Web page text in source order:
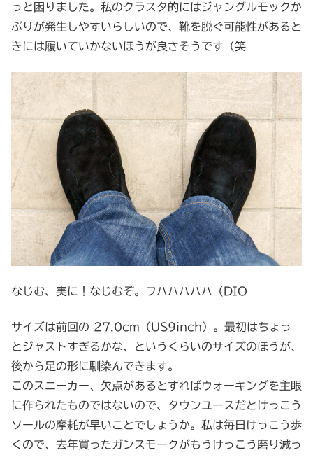
っと困りました。私のクラスタ的にはジャングルモックか
ぶりが発生しやすいらしいので、靴を脱ぐ可能性があると
きには履いていかないほうが良さそうです（笑
なじむ、実に！なじむぞ。フハハハハハ（DIO
サイズは前回の 27.0cm（US9inch）。最初はちょっ
とジャストすぎるかな、というくらいのサイズのほうが、
後から足の形に馴染んできます。
このスニーカー、欠点があるとすればウォーキングを主眼
に作られたものではないので、タウンユースだとけっこう
ソールの摩耗が早いことでしょうか。私は毎日けっこう歩
くので、去年買ったガンスモークがもうけっこう磨り減っ